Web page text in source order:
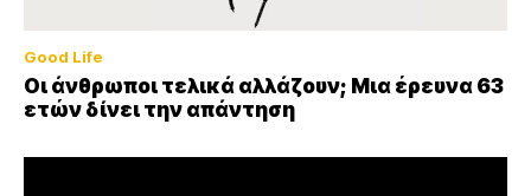
Good Life
Οι άνθρωποι τελικά αλλάζουν; Μια έρευνα 63
ετών δίνει την απάντηση